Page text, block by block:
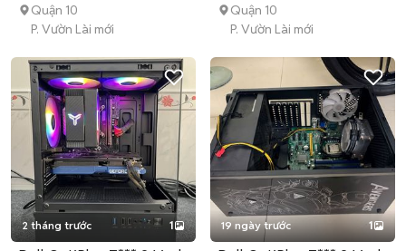
Quận 10
P. Vườn Lài mới
Quận 10
P. Vườn Lài mới
2 tháng trước 1 19 ngày trước 1